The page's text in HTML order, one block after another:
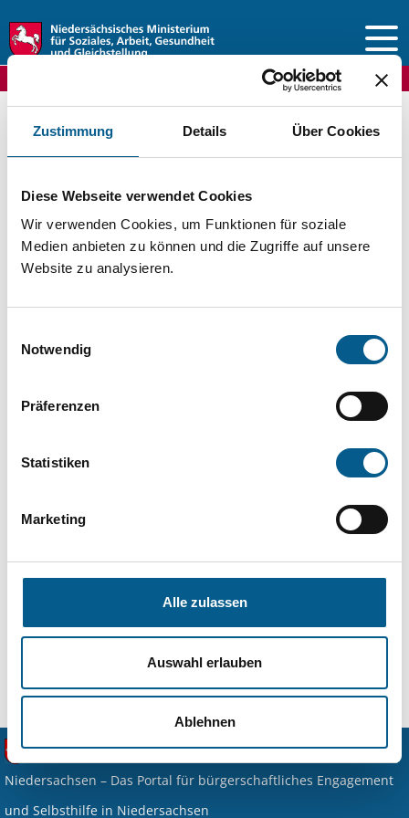
Zustimmung Details Über Cookies
Diese Webseite verwendet Cookies
Wir verwenden Cookies, um Funktionen für soziale
Medien anbieten zu können und die Zugriffe auf unsere
Website zu analysieren.
Notwendig
Präferenzen
Statistiken
Marketing
Alle zulassen
Auswahl erlauben
Ablehnen
FreiwilligenServer Niedersachsen
Telefon:
Die Vergünstigungen gelten ausschließlich für Inhabende
Sie möchten für Ihr Geschäft oder Firma eine
Vergünstigung (z.B. Rabatt) anbieten?
Hier registrieren.
Niedersachsen – Das Portal für bürgerschaftliches Engagement
und Selbsthilfe in Niedersachsen